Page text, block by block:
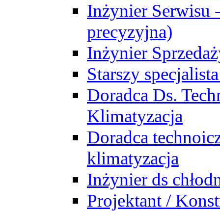
Inżynier Serwisu
precyzyjna)
Inżynier
Starszy
Doradca Ds.
Klimatyzacja
Doradca
klimatyzacja
Inżynier ds
Projektant /